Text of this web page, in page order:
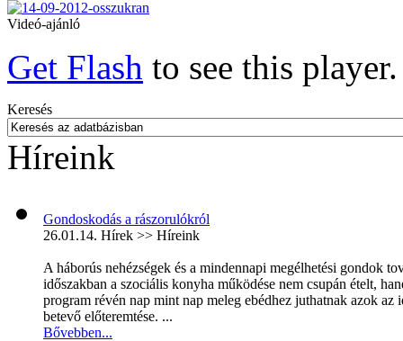
Videó-ajánló
Get Flash to see this player.
Keresés
Híreink
Gondoskodás a rászorulókról
26.01.14. Hírek >> Híreink
A háborús nehézségek és a mindennapi megélhetési gondok
időszakban a szociális konyha működése nem csupán ételt,
program révén nap mint nap meleg ebédhez juthatnak azok
betevő előteremtése. ...
Bővebben...